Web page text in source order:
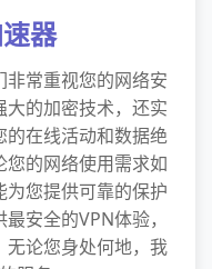
器
常重视您的网络安
的加密技术，还实
的在线活动和数据绝
的网络使用需求如
您提供可靠的保护
安全的VPN体验，
无论您身处何地，我